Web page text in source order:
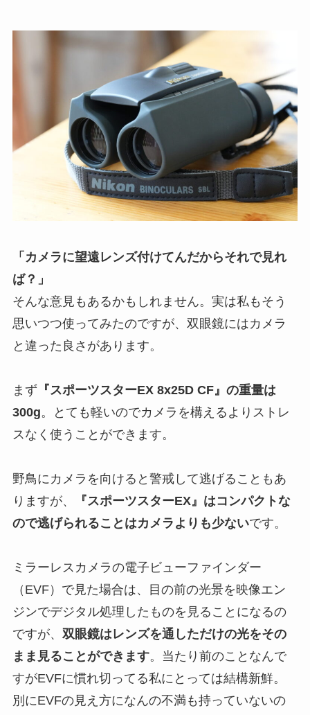
「カメラに望遠レンズ付けてんだからそれで見れ
ば？」
そんな意見もあるかもしれません。実は私もそう
思いつつ使ってみたのですが、双眼鏡にはカメラ
と違った良さがあります。
まず『スポーツスターEX 8x25D CF』 の重量は
300g。とても軽いのでカメラを構えるよりストレ
スなく使うことができます。
野鳥にカメラを向けると警戒して逃げることもあ
りますが、
『スポーツスターEX』はコンパクトな
ので逃げられることはカメラよりも少ないです。
ミラーレスカメラの電子ビューファインダー
（EVF）で見た場合は、目の前の光景を映像エン
ジンでデジタル処理したものを見ることになるの
ですが、 双眼鏡はレンズを通しただけの光をその
まま見ることができます。当たり前のことなんで
すがEVFに慣れ切ってる私にとっては結構新鮮。
別にEVFの見え方になんの不満も持っていないの